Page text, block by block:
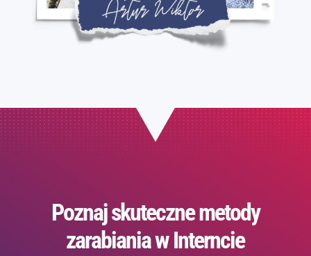
Poznaj skuteczne metody
zarabiania w Interncie